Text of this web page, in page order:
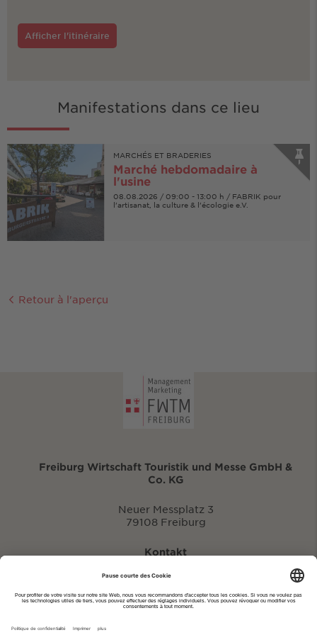
Afficher l'itinéraire
Manifestations dans ce lieu
MARCHÉS ET BRADERIES
Marché hebdomadaire à
l'usine
08.08.2026 / 09:00 - 13:00 h / FABRIK pour
l'artisanat, la culture & l'écologie e.V.
Retour à l'aperçu
Freiburg Wirtschaft Touristik und Messe GmbH &
Co. KG
Neuer Messplatz 3
79108 Freiburg
Kontakt
eventportal@fwtm.de